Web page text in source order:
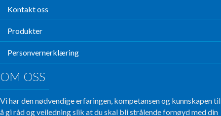
Kontakt oss
Produkter
Personvernerklæring
OM OSS
Vi har den nødvendige erfaringen, kompetansen og kunnskapen til
å gi råd og veiledning slik at du skal bli strålende fornøyd med din